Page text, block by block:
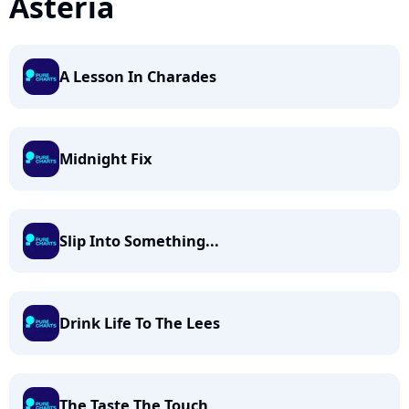
A Lesson In Charades
Midnight Fix
Slip Into Something...
Drink Life To The Lees